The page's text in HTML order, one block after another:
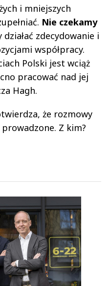
i mniejszych
Nie czekamy
działać zdecydowanie i
współpracy.
Polski jest wciąż
pracować nad jej
Hagh.
że rozmowy
Z kim?